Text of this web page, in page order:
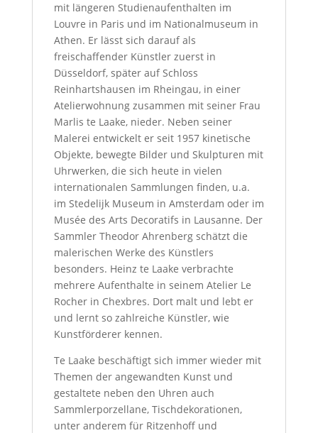
mit längeren Studienaufenthalten im
Louvre in Paris und im Nationalmuseum in
Athen. Er lässt sich darauf als
freischaffender Künstler zuerst in
Düsseldorf, später auf Schloss
Reinhartshausen im Rheingau, in einer
Atelierwohnung zusammen mit seiner Frau
Marlis te Laake, nieder. Neben seiner
Malerei entwickelt er seit 1957 kinetische
Objekte, bewegte Bilder und Skulpturen mit
Uhrwerken, die sich heute in vielen
internationalen Sammlungen finden, u.a.
im Stedelijk Museum in Amsterdam oder im
Musée des Arts Decoratifs in Lausanne. Der
Sammler Theodor Ahrenberg schätzt die
malerischen Werke des Künstlers
besonders. Heinz te Laake verbrachte
mehrere Aufenthalte in seinem Atelier Le
Rocher in Chexbres. Dort malt und lebt er
und lernt so zahlreiche Künstler, wie
Kunstförderer kennen.
Te Laake beschäftigt sich immer wieder mit
Themen der angewandten Kunst und
gestaltete neben den Uhren auch
Sammlerporzellane, Tischdekorationen,
unter anderem für Ritzenhoff und